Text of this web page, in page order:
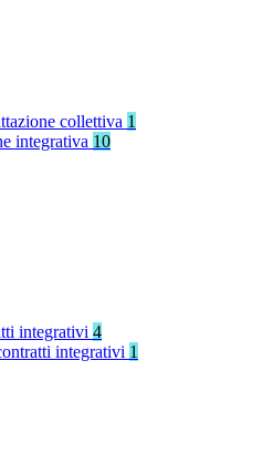
collettiva 1
integrativa 10
integrativi 4
integrativi 1